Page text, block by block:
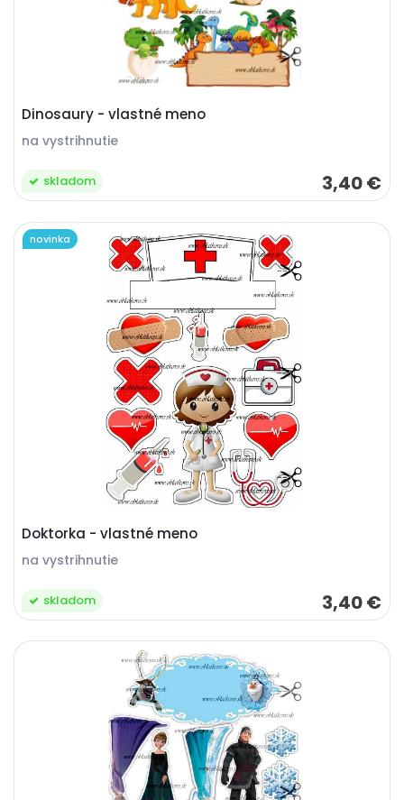
Dinosaury - vlastné meno
na vystrihnutie
3,40 €
skladom
Doktorka - vlastné meno
na vystrihnutie
3,40 €
skladom
novinka